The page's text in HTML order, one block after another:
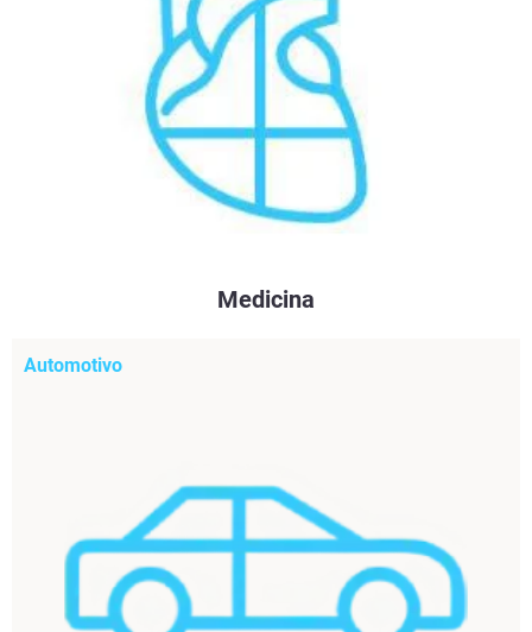
Medicina
Automotivo